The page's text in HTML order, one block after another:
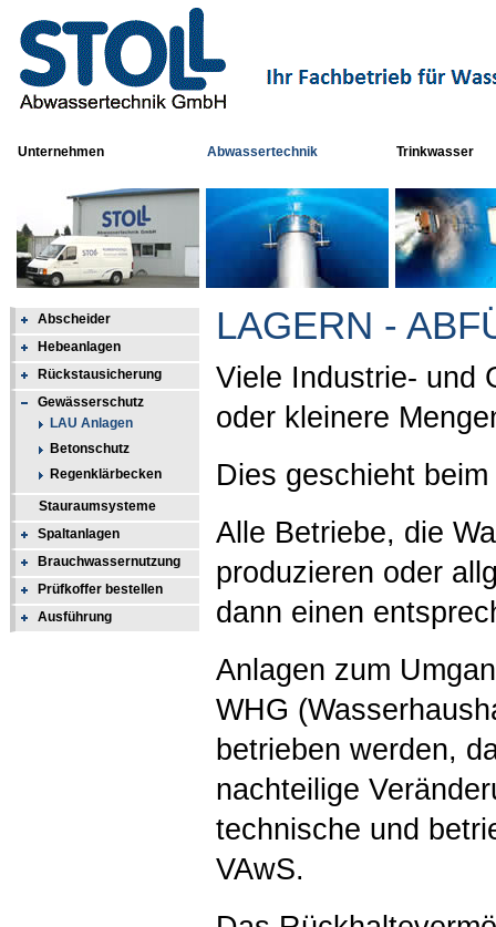
Unternehmen Abwassertechnik Trinkwasser
Abscheider
Hebeanlagen
Rückstausicherung
Gewässerschutz
LAU Anlagen
Betonschutz
Regenklärbecken
Stauraumsysteme
Spaltanlagen
Brauchwassernutzung
Prüfkoffer bestellen
Ausführung
LAGERN -
Viele Industrie- und
oder kleinere
Dies geschieht
Alle Betriebe, die
produzieren oder
dann einen
Anlagen zum
WHG
betrieben werden,
nachteilige
technische und
VAwS.